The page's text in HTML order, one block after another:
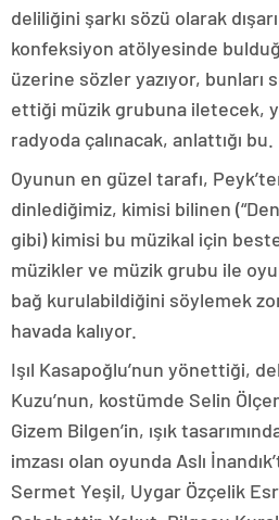
deliliğini şarkı sözü olarak
konfeksiyon atölyesinde
üzerine sözler yazıyor, bunları
ettiği müzik grubuna iletecek,
radyoda çalınacak, anlattığı bu.
Oyunun en güzel tarafı,
dinlediğimiz, kimisi bilinen
gibi) kimisi bu müzikal için
müzikler ve müzik grubu ile
bağ kurulabildiğini söylemek
havada kalıyor.
Işıl Kasapoğlu’nun yönettiği,
Kuzu’nun, kostümde Selin
Gizem Bilgen’in, ışık
imzası olan oyunda Aslı
Sermet Yeşil, Uygar Özçelik